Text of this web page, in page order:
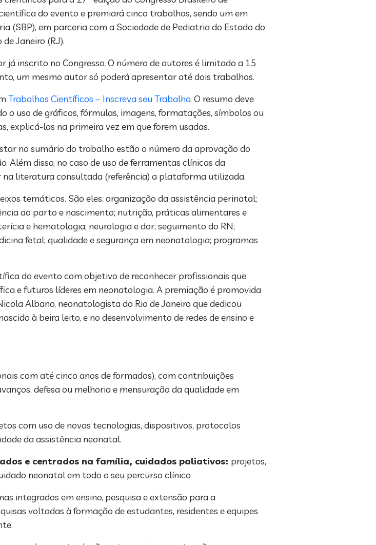
do evento e premiará cinco trabalhos, sendo um em
(SBP), em parceria com a Sociedade de Pediatria do Estado do
Janeiro (RJ).
inscrito no Congresso. O número de autores é limitado a 15
um mesmo autor só poderá apresentar até dois trabalhos.
Trabalhos Científicos – Inscreva seu Trabalho. O resumo deve
o uso de gráficos, fórmulas, imagens, formatações, símbolos ou
explicá-las na primeira vez em que forem usadas.
no sumário do trabalho estão o número da aprovação do
Além disso, no caso de uso de ferramentas clínicas da
literatura consultada (referência) a plataforma utilizada.
temáticos. São eles: organização da assistência perinatal;
ao parto e nascimento; nutrição, práticas alimentares e
e hematologia; neurologia e dor; seguimento do RN;
fetal; qualidade e segurança em neonatologia; programas
do evento com objetivo de reconhecer profissionais que
e futuros líderes em neonatologia. A premiação é promovida
Albano, neonatologista do Rio de Janeiro que dedicou
à beira leito, e no desenvolvimento de redes de ensino e
com até cinco anos de formados), com contribuições
defesa ou melhoria e mensuração da qualidade em
com uso de novas tecnologias, dispositivos, protocolos
da assistência neonatal.
e centrados na família, cuidados paliativos: projetos,
neonatal em todo o seu percurso clínico
integrados em ensino, pesquisa e extensão para a
voltadas à formação de estudantes, residentes e equipes